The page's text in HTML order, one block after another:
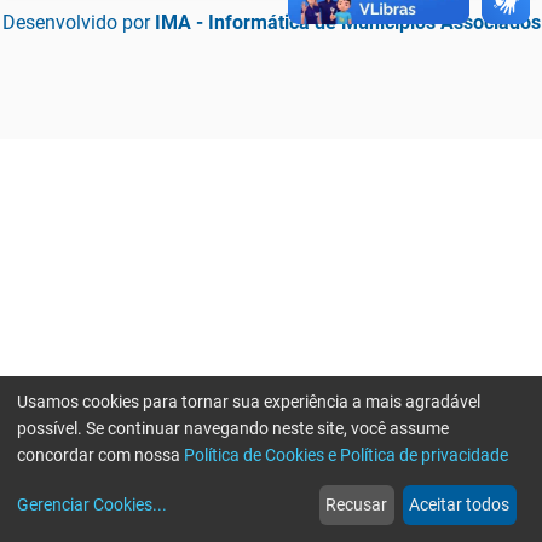
Desenvolvido por IMA - Informática de Municípios Associados
web
Notícias
more_horiz
Mais
Usamos cookies para tornar sua experiência a mais agradável
possível. Se continuar navegando neste site, você assume
concordar com nossa Política de Cookies e Política de privacidade
Gerenciar Cookies... Recusar Aceitar todos
Erro ao enviar informações, por favor tente novamente